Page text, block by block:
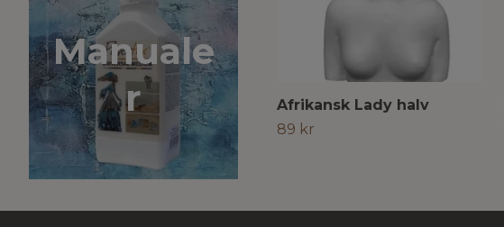
Manuale
r
Afrikansk Lady halv
89 kr